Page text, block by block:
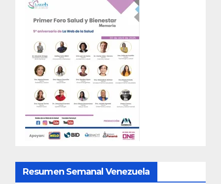
Resumen Semanal Venezuela